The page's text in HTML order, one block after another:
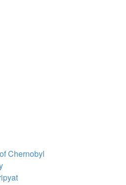
Chernobyl